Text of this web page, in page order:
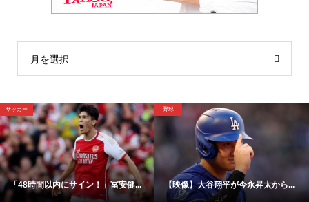
月を選択
サッカー
「48時間以内にサイン！」冨安健...
野球
【映像】大谷翔平が今永昇太から...